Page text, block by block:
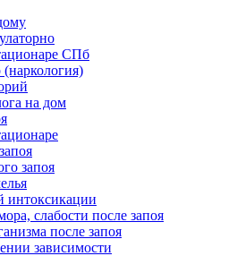
СПб
на дом
запоя
интоксикации
слабости после запоя
после запоя
зависимости